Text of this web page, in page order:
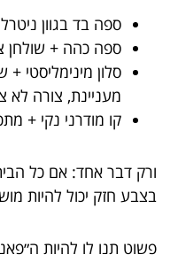
ספה בד בגוון
ספה כהה + שולחן
סלון מינימליסטי
מעניינת, צורה לא
קו מודרני נקי +
ורק דבר אחד: אם כל
בצבע חזק יכול להיות
פשוט תנו לו להיות